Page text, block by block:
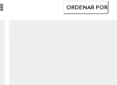
ORDENAR POR